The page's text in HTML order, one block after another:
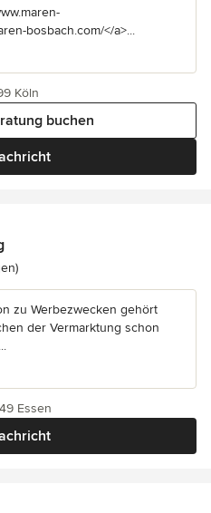
bosbach.com/</a>...
buchen
Köln
von 5 Sternen
zu Werbezwecken gehört
der Vermarktung schon
Essen